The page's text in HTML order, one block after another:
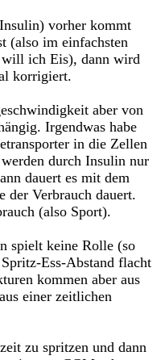
vorher kommt
(also im einfachsten
ich Eis), dann wird
korrigiert.
aber von
Irgendwas habe
in die Zellen
durch Insulin nur
dauert es mit dem
der Verbrauch dauert.
(also Sport).
spielt keine Rolle (so
Ess-Abstand flacht
kommen aber aus
einer zeitlichen
zu spritzen und dann